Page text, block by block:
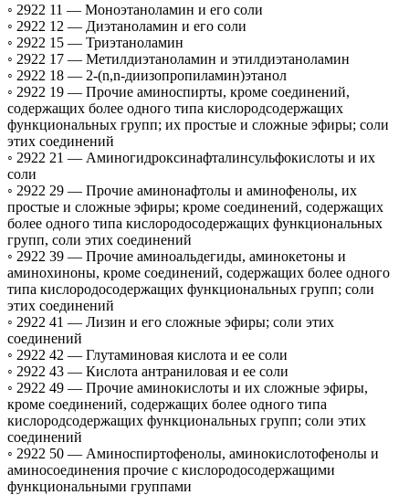
◦ 2922 11 — Моноэтаноламин и его соли
◦ 2922 12 — Диэтаноламин и его соли
◦ 2922 15 — Триэтаноламин
◦ 2922 17 — Метилдиэтаноламин и этилдиэтаноламин
◦ 2922 18 — 2-(n,n-диизопропиламин)этанол
◦ 2922 19 — Прочие аминоспирты, кроме соединений,
содержащих более одного типа кислородсодержащих
функциональных групп; их простые и сложные эфиры; соли
этих соединений
◦ 2922 21 — Аминогидроксинафталинсульфокислоты и их
соли
◦ 2922 29 — Прочие аминонафтолы и аминофенолы, их
простые и сложные эфиры; кроме соединений, содержащих
более одного типа кислородосодержащих функциональных
групп, соли этих соединений
◦ 2922 39 — Прочие аминоальдегиды, аминокетоны и
аминохиноны, кроме соединений, содержащих более одного
типа кислородосодержащих функциональных групп; соли
этих соединений
◦ 2922 41 — Лизин и его сложные эфиры; соли этих
соединений
◦ 2922 42 — Глутаминовая кислота и ее соли
◦ 2922 43 — Кислота антраниловая и ее соли
◦ 2922 49 — Прочие аминокислоты и их сложные эфиры,
кроме соединений, содержащих более одного типа
кислородсодержащих функциональных групп; соли этих
соединений
◦ 2922 50 — Аминоспиртофенолы, аминокислотофенолы и
аминосоединения прочие с кислородосодержащими
функциональными группами